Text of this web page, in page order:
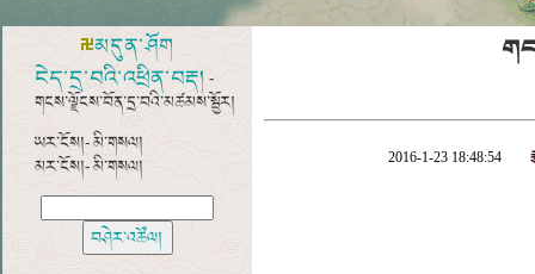
མདུན་ཤོག
ངེད་དྲ་བའི་འཕྲིན་བརྡ།-
གངས་ལྗོངས་བོན་དྲ་བའི་མཚམས་སྦྱོར།
ཡར་ངོས།- མི་གསལ།
མར་ངོས།- མི་གསལ།
2016-1-23 18:48:54